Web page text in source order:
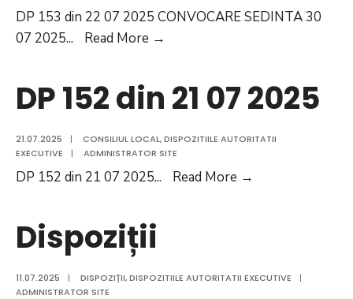
DP 153 din 22 07 2025 CONVOCARE SEDINTA 30
07 2025... Read More →
22
2025
SEDINTA
DP 152 din 21 07 2025
21.07.2025 | CONSILIUL LOCAL,DISPOZITIILE AUTORITATII
EXECUTIVE
| ADMINISTRATOR SITE
DP 152 din 21 07 2025... Read More →
2025
Dispoziții
11.07.2025 | DISPOZIȚII,DISPOZITIILE AUTORITATII EXECUTIVE
|
ADMINISTRATOR SITE